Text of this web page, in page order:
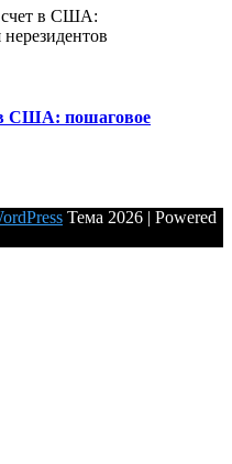
в США: пошаговое
Тема 2026 | Powered